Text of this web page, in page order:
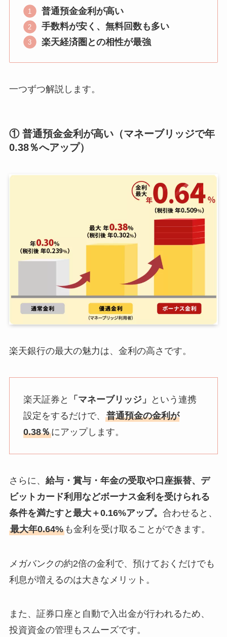
普通預金金利が高い
手数料が安く、無料回数も多い
楽天経済圏との相性が最強
一つずつ解説します。
① 普通預金金利が高い（マネーブリッジで年
0.38％へアップ）
楽天銀行の最大の魅力は、金利の高さです。
楽天証券と 「マネーブリッジ」
という連携
設定をするだけで、 普通預金の金利が
0.38％にアップします。
さらに、 給与・賞与・年金の受取や口座振替、デ
ビットカード利用などボーナス金利を受けられる
条件を満たすと最大＋0.16%アップ。 合わせると、
最大年0.64%も金利を受け取ることができます。
メガバンクの約2倍の金利で、預けておくだけでも
利息が増えるのは大きなメリット。
また、証券口座と自動で入出金が行われるため、
投資資金の管理もスムーズです。